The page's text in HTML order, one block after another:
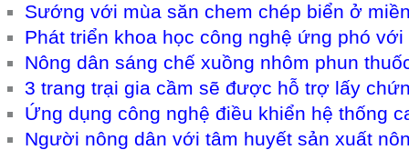
Sướng với mùa săn chem chép biển ở
Phát triển khoa học công nghệ ứng phó
Nông dân sáng chế xuồng nhôm phun
3 trang trại gia cầm sẽ được hỗ trợ lấy
Ứng dụng công nghệ điều khiển hệ thống
Người nông dân với tâm huyết sản xuất